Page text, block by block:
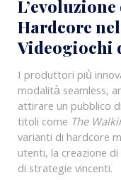
Hardcore
Videogiochi
I produttori più
modalità seamless,
attirare un pubblico
titoli come The
varianti di hardcore
utenti, la creazione
di strategie vincenti.